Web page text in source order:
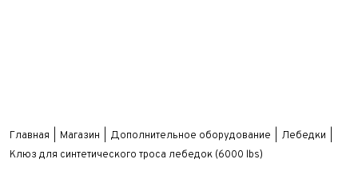
Главная Магазин Дополнительное оборудование
Лебедки
Клюз для синтетического троса лебедок (6000 lbs)